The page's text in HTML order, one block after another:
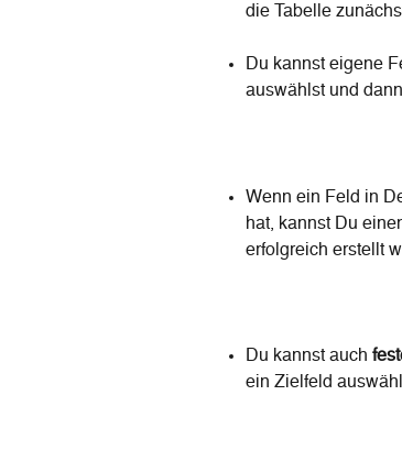
die Tabelle
Du kannst eigene
auswählst und
Wenn ein Feld in
hat, kannst Du
erfolgreich erstellt
Du kannst auch
ein Zielfeld